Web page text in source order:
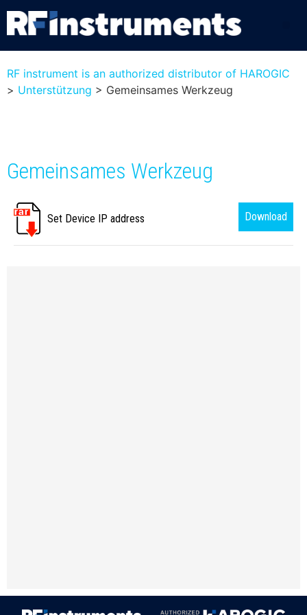
RF instrument is an authorized distributor of HAROGIC
> Unterstützung > Gemeinsames Werkzeug
Gemeinsames Werkzeug
Set Device IP address Download